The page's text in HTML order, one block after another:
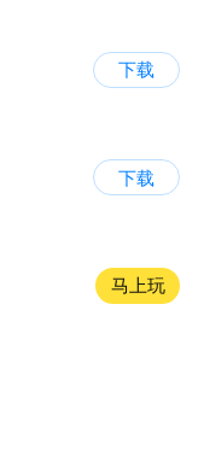
下载
下载
马上玩